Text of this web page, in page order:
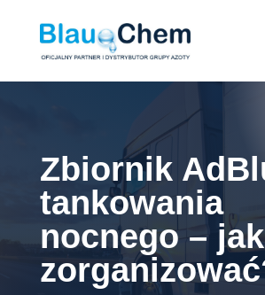
Zbiornik
tankowania
nocnego –